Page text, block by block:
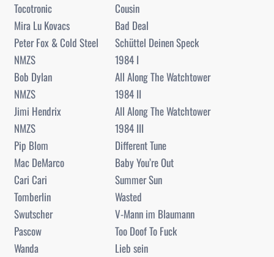
Tocotronic
Cousin
Mira Lu Kovacs
Bad Deal
Peter Fox & Cold Steel
Schüttel Deinen Speck
NMZS
1984 I
Bob Dylan
All Along The Watchtower
NMZS
1984 II
Jimi Hendrix
All Along The Watchtower
NMZS
1984 III
Pip Blom
Different Tune
Mac DeMarco
Baby You’re Out
Cari Cari
Summer Sun
Tomberlin
Wasted
Swutscher
V-Mann im Blaumann
Pascow
Too Doof To Fuck
Wanda
Lieb sein